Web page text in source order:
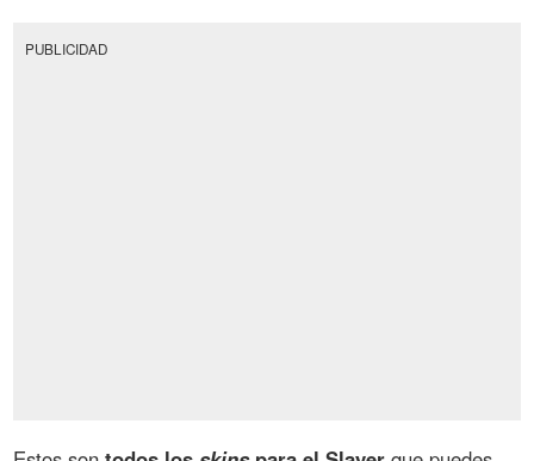
PUBLICIDAD